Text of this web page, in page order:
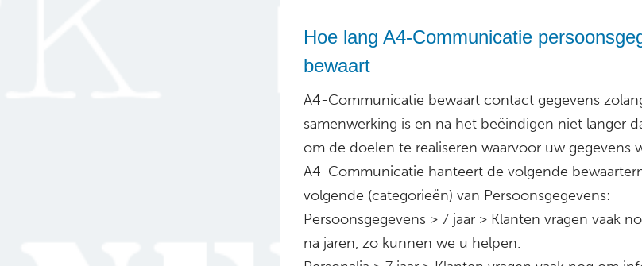
Hoe lang A4-Communicatie
bewaart
A4-Communicatie bewaart contact gegevens
samenwerking is en na het beëindigen niet langer
om de doelen te realiseren waarvoor uw gegevens
A4-Communicatie hanteert de volgende
volgende (categorieën) van Persoonsgegevens:
Persoonsgegevens > 7 jaar > Klanten vragen vaak
na jaren, zo kunnen we u helpen.